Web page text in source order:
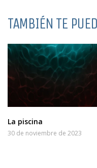
TAMBIÉN TE
La piscina
30 de noviembre de 2023